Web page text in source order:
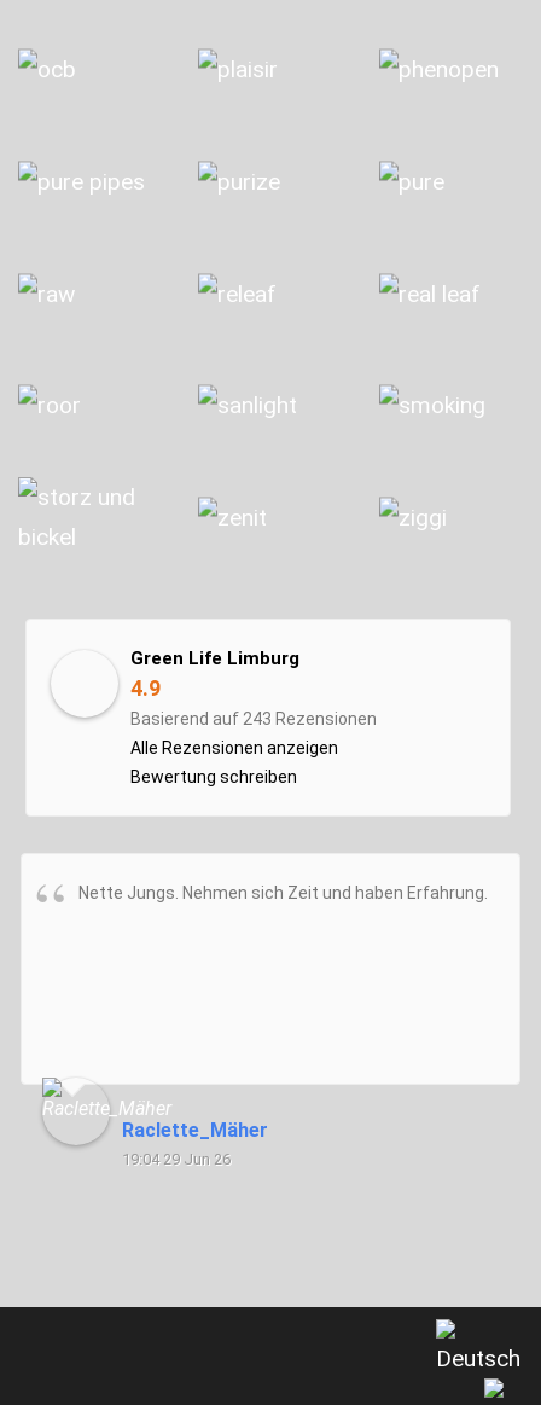
Green Life Limburg
4.9
Basierend auf 243 Rezensionen
Alle Rezensionen anzeigen
Bewertung schreiben
Nette Jungs. Nehmen sich Zeit und haben Erfahrung.
Raclette_Mäher
19:04 29 Jun 26